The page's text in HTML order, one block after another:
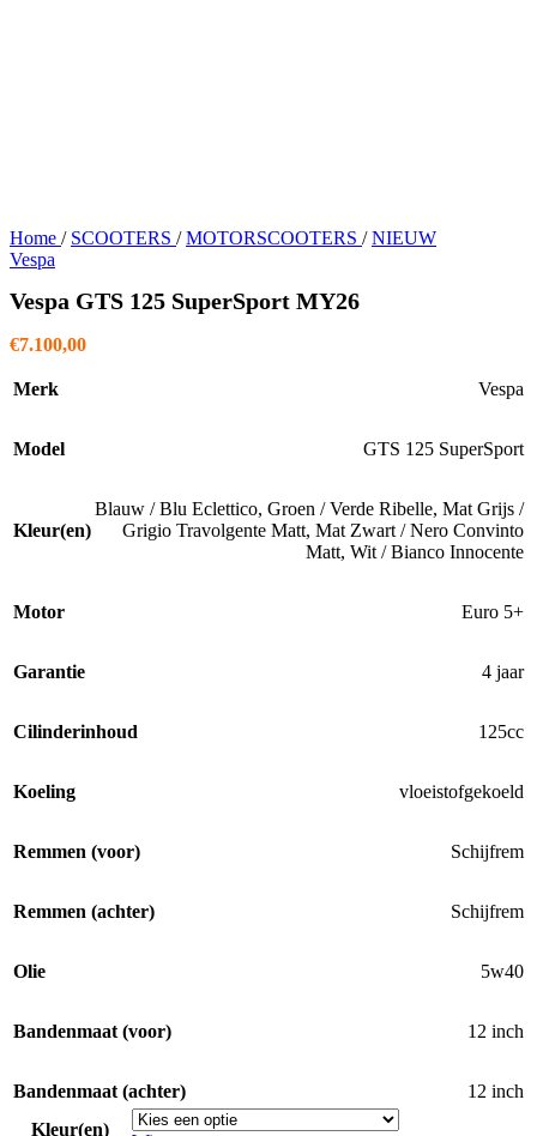
Home / SCOOTERS / MOTORSCOOTERS / NIEUW
Vespa
Vespa GTS 125 SuperSport MY26
€7.100,00
Merk Vespa
Model GTS 125 SuperSport
Kleur(en)
Blauw / Blu Eclettico, Groen / Verde Ribelle, Mat Grijs /
Grigio Travolgente Matt, Mat Zwart / Nero Convinto
Matt, Wit / Bianco Innocente
Motor Euro 5+
Garantie 4 jaar
Cilinderinhoud 125cc
Koeling vloeistofgekoeld
Remmen (voor) Schijfrem
Remmen (achter) Schijfrem
Olie 5w40
Bandenmaat (voor) 12 inch
Bandenmaat (achter)
12 inch
Kleur(en)